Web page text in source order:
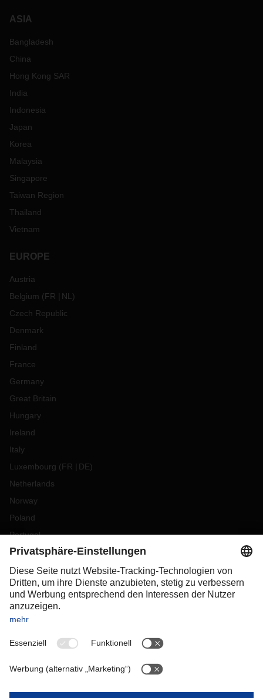
ASIA
Bangladesh
China
Hong Kong SAR
India
Indonesia
Japan
Korea
Malaysia
Singapore
Taiwan Region
Thailand
Vietnam
EUROPE
Austria
Belgium (FR NL )
Czech Republic
Denmark
Finland
France
Germany
Great Britain
Hungary
Ireland
Italy
Luxembourg (FR DE)
Netherlands
Norway
Poland
Portugal
Romania
Slovakia
Spain
Sweden
Switzerland
OCEANIA